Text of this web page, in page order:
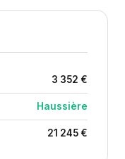
3 352 €
Haussière
21 245 €